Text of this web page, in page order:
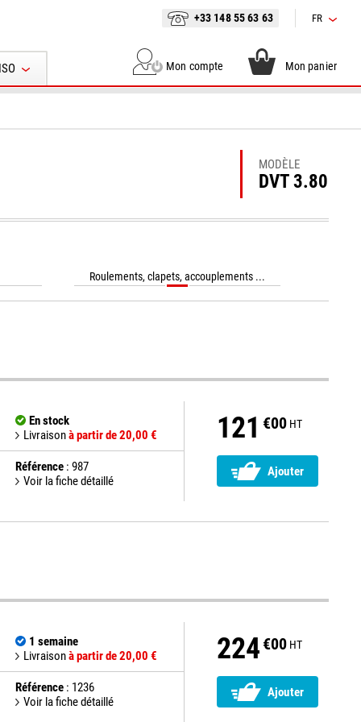
+33 148 55 63 63 FR
Mon compte Mon panier
MODÈLE
DVT 3.80
Roulements, clapets, accouplements ...
En stock
Livraisonà partir de 20,00 €
Référence : 987
Voir la fiche détaillé
121 €00 HT
Ajouter
1 semaine
Livraisonà partir de 20,00 €
Référence : 1236
Voir la fiche détaillé
224 €00 HT
Ajouter